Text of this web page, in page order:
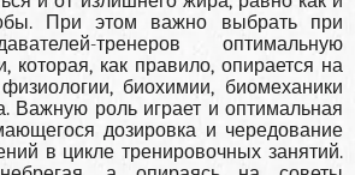
При этом важно выбрать при
тренеров оптимальную
которая, как правило, опирается на
биохимии, биомеханики
Важную роль играет и оптимальная
дозировка и чередование
в цикле тренировочных занятий.